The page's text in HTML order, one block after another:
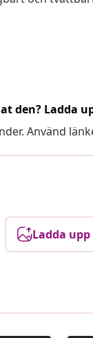
den? Ladda
Använd
Ladda